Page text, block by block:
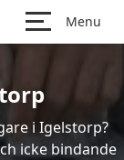
Menu
i Igelstorp?
icke bindande